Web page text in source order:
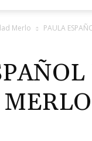
Merlo PAULA